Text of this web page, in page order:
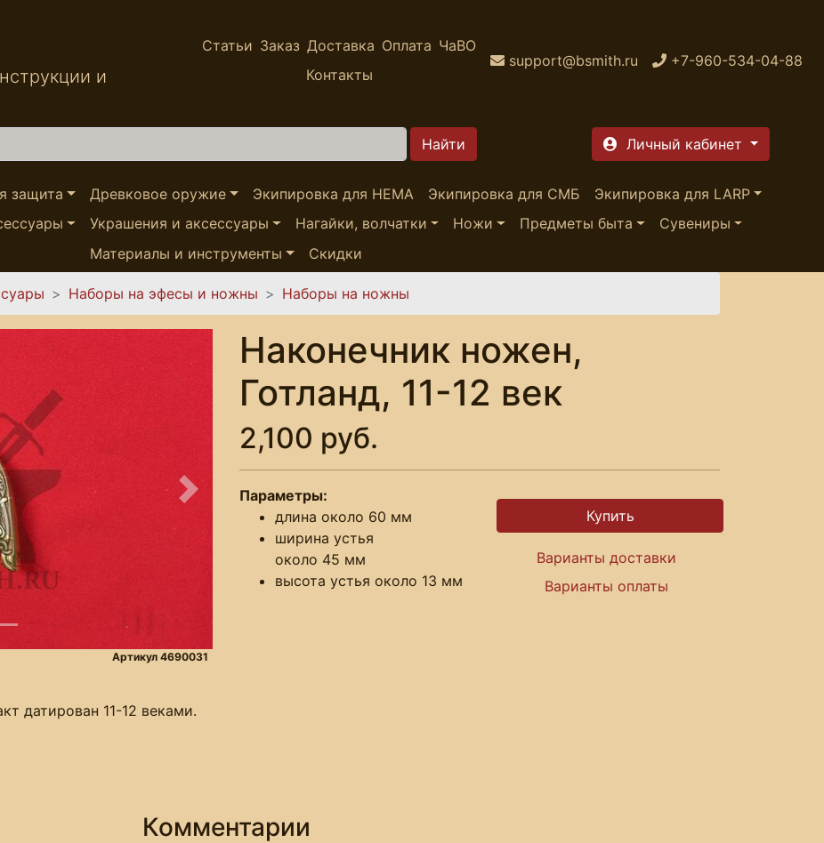
и
Статьи Заказ Доставка Оплата ЧаВО
Контакты
support@bsmith.ru +7-960-534-04-88
Личный кабинет
защита Древковое оружие Экипировка для HEMA Экипировка для СМБ
Экипировка для LARP
Украшения и аксессуары Нагайки, волчатки Ножи Предметы быта
Сувениры
Материалы и инструменты
Скидки
Наборы на эфесы и ножны Наборы на ножны
Следующее
Артикул 4690031
Наконечник ножен,
Готланд, 11-12 век
2,100 руб.
Параметры:
длина около 60 мм
ширина устья
около 45 мм
высота устья около 13 мм
Варианты доставки
Варианты оплаты
датирован 11-12 веками.
Комментарии